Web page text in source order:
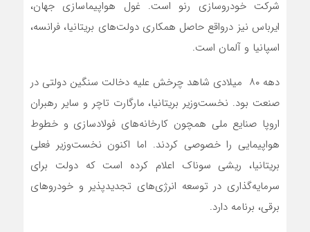
شرکت خودروسازی رنو است. غول هواپیماسازی جهان،
ایرباس نیز درواقع حاصل همکاری دولت‌‌‌های بریتانیا، فرانسه،
اسپانیا و آلمان است.
دهه ۸۰ میلادی شاهد چرخش علیه دخالت سنگین دولتی در
صنعت بود. نخست‌وزیر بریتانیا، مارگارت تاچر و سایر رهبران
اروپا صنایع ملی همچون کارخانه‌های فولادسازی و خطوط
هواپیمایی را خصوصی‌‌‌ کردند. اما اکنون نخست‌وزیر فعلی
بریتانیا، ریشی سوناک اعلام کرده است که دولت برای
سرمایه‌گذاری در توسعه انرژی‌‌‌های تجدیدپذیر و خودروهای
برقی، برنامه‌‌‌ دارد.